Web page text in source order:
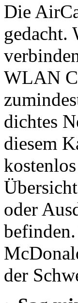
Die
gedacht.
WLAN
dichtes
diesem
oder
der